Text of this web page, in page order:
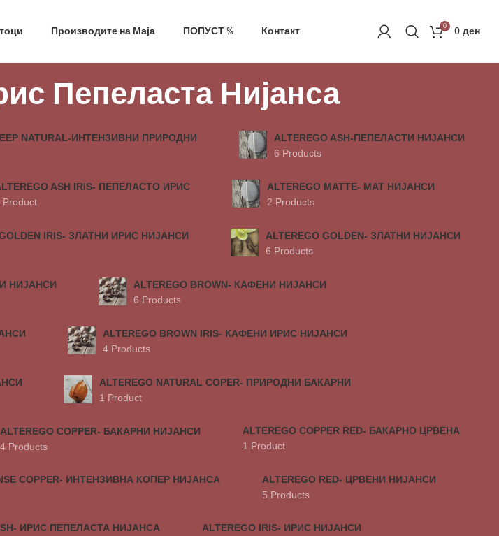
Производите на Маја ПОПУСТ % Контакт 0 0 ден
Пепеласта Нијанса
NATURAL-ИНТЕНЗИВНИ ПРИРОДНИ
ALTEREGO ASH-ПЕПЕЛАСТИ НИЈАНСИ
6 Products
ASH IRIS- ПЕПЕЛАСТО ИРИС
Product
ALTEREGO MATTE- МАТ НИЈАНСИ
2 Products
GOLDEN IRIS- ЗЛАТНИ ИРИС НИЈАНСИ
ALTEREGO GOLDEN- ЗЛАТНИ НИЈАНСИ
6 Products
НИЈАНСИ
ALTEREGO BROWN- КАФЕНИ НИЈАНСИ
6 Products
ALTEREGO BROWN IRIS- КАФЕНИ ИРИС НИЈАНСИ
4 Products
ALTEREGO NATURAL COPER- ПРИРОДНИ БАКАРНИ
1 Product
ALTEREGO COPPER- БАКАРНИ НИЈАНСИ
4 Products
ALTEREGO COPPER RED- БАКАРНО ЦРВЕНА
1 Product
COPPER- ИНТЕНЗИВНА КОПЕР НИЈАНСА
ALTEREGO RED- ЦРВЕНИ НИЈАНСИ
5 Products
ИРИС ПЕПЕЛАСТА НИЈАНСА
ALTEREGO IRIS- ИРИС НИЈАНСИ